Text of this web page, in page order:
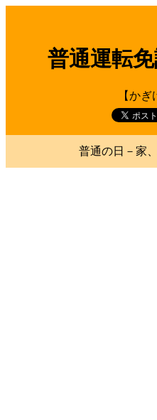
普通運転
【かぎ
普通の日－家